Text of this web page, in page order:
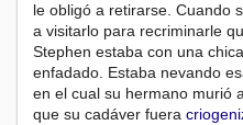
le obligó a retirarse. Cuando
a visitarlo para recriminarle
Stephen estaba con una
enfadado. Estaba nevando
en el cual su hermano murió
que su cadáver fuera